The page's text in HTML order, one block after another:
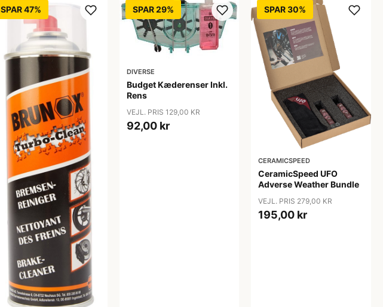
SPAR 47% SPAR 29%
DIVERSE
Budget Kæderenser Inkl.
Rens
VEJL. PRIS 129,00 KR
92,00 kr
SPAR 30%
CERAMICSPEED
CeramicSpeed UFO
Adverse Weather Bundle
VEJL. PRIS 279,00 KR
195,00 kr